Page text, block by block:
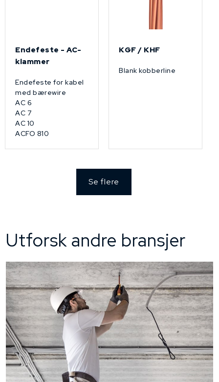
Endefeste - AC-
klammer
Endefeste for kabel
med bærewire
AC 6
AC 7
AC 10
ACFO 810
KGF / KHF
Blank kobberline
Se flere
Utforsk andre bransjer